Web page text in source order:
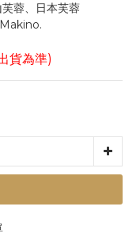
蓉、日本芙蓉
貨為準)